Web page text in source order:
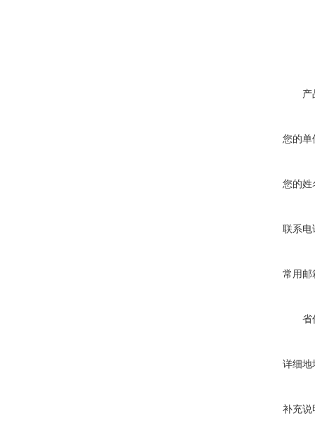
产
您的单
您的姓
联系电
常用邮
省
详细地
补充说